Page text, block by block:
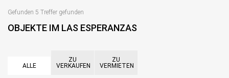
Gefunden 5 Treffer gefunden
OBJEKTE IM LAS ESPERANZAS
ALLE
ZU
VERKAUFEN
ZU
VERMIETEN